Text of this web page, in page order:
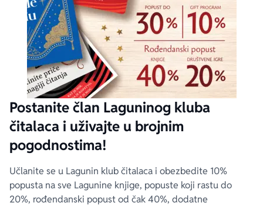
Postanite član Laguninog kluba
čitalaca i uživajte u brojnim
pogodnostima!
Učlanite se u Lagunin klub čitalaca i obezbedite 10%
popusta na sve Lagunine knjige, popuste koji rastu do
20%, rođendanski popust od čak 40%, dodatne